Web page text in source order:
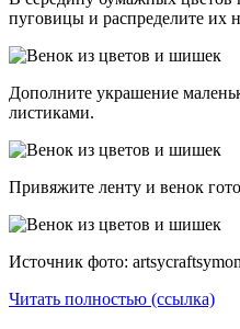
пуговицы и распределите их
Дополните украшение
листиками.
Привяжите ленту и венок
Источник фото:
Читать полностью (ссылка)